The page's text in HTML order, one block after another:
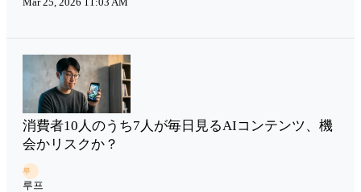
消費者10人のうち7人が毎日見るAIコンテンツ、機
会かリスクか？
루
루프